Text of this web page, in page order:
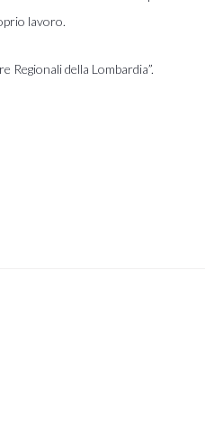
lavoro.
Regionali della Lombardia”.